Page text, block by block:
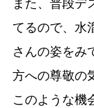
また、普段デ
てるので、水
さんの姿をみ
方への尊敬の
このような機